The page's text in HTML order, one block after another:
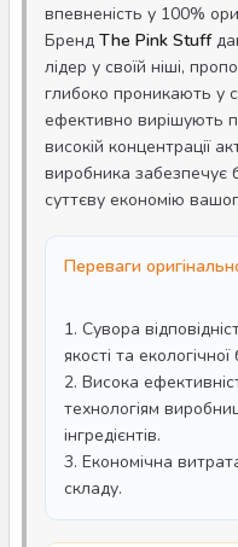
впевненість у 100%
Бренд The Pink Stuff
лідер у своїй ніші,
глибоко проникають у
ефективно вирішують
високій концентрації
виробника забезпечує
суттєву економію
Переваги
1. Сувора
якості та
2. Висока
технологіям
інгредієнтів.
3. Економічна
складу.